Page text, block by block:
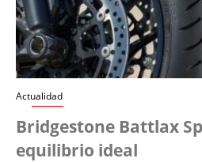
Actualidad
Bridgestone Battlax
equilibrio ideal